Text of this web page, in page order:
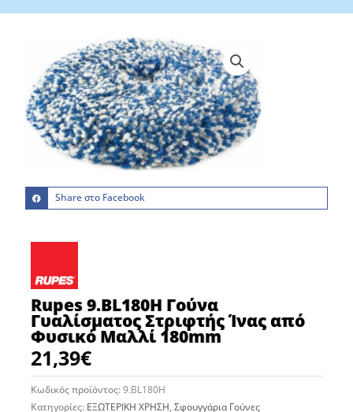
Share στο Facebook
Rupes 9.BL180H Γούνα
Γυαλίσματος Στριφτής Ίνας από
Φυσικό Μαλλί 180mm
21,39€
Κωδικός προϊόντος:9.BL180H
Κατηγορίες: ΕΞΩΤΕΡΙΚΗ ΧΡΗΣΗ,Σφουγγάρια Γούνες